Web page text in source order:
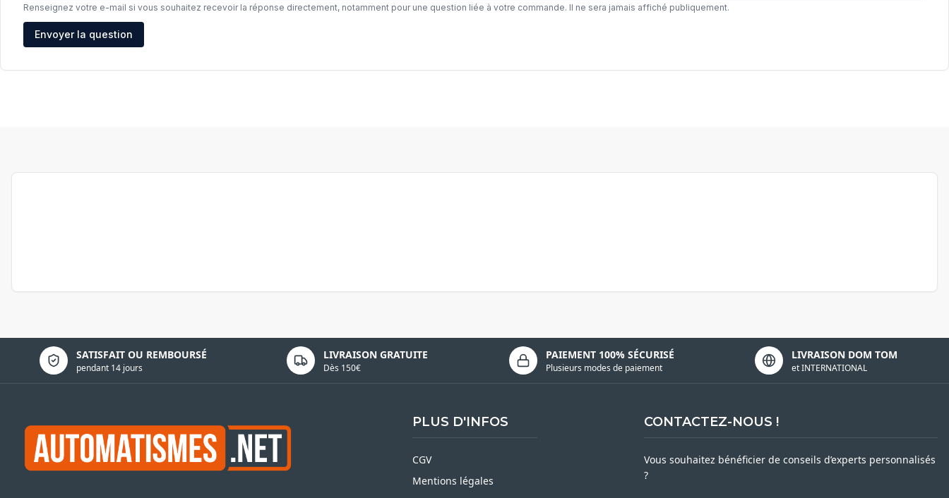
Renseignez votre e-mail si vous souhaitez recevoir la réponse directement, notamment pour une question liée à votre commande. Il ne sera jamais affiché publiquement.
Adresse e-mail
Envoyer la question
SATISFAIT OU REMBOURSÉ
pendant 14 jours
Politique de confidentialité LIVRAISON GRATUITE
Dès 150€
PAIEMENT 100% SÉCURISÉ
Plusieurs modes de paiement
LIVRAISON DOM TOM
et INTERNATIONAL
PLUS D'INFOS
CGV
Mentions légales
CONTACTEZ-NOUS !
Vous souhaitez bénéficier de conseils d’experts personnalisés
?